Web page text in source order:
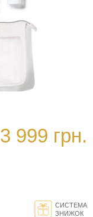
3 999 грн.
СИСТЕМА
ЗНИЖОК